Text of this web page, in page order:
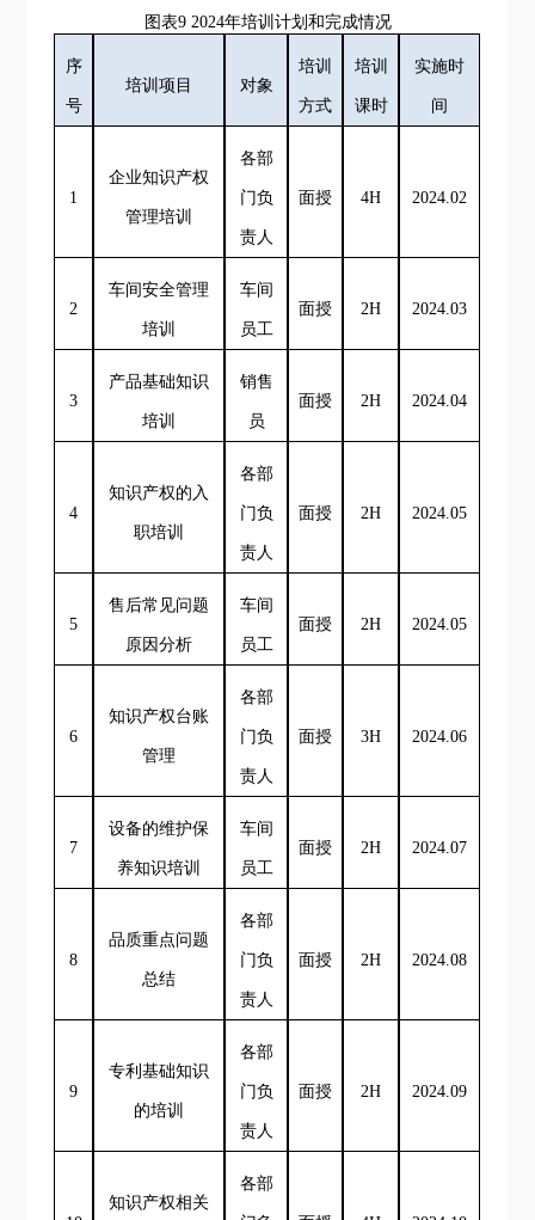
图表9 2024年培训计划和完成情况
序
号
培训项目 对象
培训
方式
培训
课时
实施时
间
1
企业知识产权
管理培训
各部
门负
责人
面授 4H 2024.02
2
车间安全管理
培训
车间
员工
面授 2H 2024.03
3
产品基础知识
培训
销售
员
面授 2H 2024.04
4
知识产权的入
职培训
各部
门负
责人
面授 2H 2024.05
5
售后常见问题
原因分析
车间
员工
面授 2H 2024.05
6
知识产权台账
管理
各部
门负
责人
面授 3H 2024.06
7
设备的维护保
养知识培训
车间
员工
面授 2H 2024.07
8
品质重点问题
总结
各部
门负
责人
面授 2H 2024.08
9
专利基础知识
的培训
各部
门负
责人
面授 2H 2024.09
知识产权相关
各部